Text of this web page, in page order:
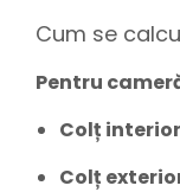
Cum se
Pentru
Colț
Colț